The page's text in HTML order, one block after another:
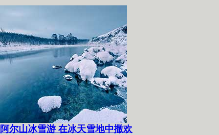
阿尔山冰雪游 在冰天雪地中撒欢